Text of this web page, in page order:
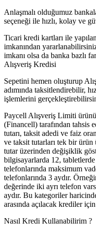
Anlaşmalı olduğumuz
seçeneği ile hızlı, kolay ve
Ticari kredi kartları ile
imkanından
imkanı olsa da banka bazlı
Alışveriş Kredisi
Sepetini hemen oluşturup
adımında taksitlendirebilir,
işlemlerini
Paycell Alışveriş Limiti
(Financell) tarafından tahsis
tutarı, taksit adedi ve faiz
ve taksit tutarları tek bir ürün
tutar üzerinden değişiklik
bilgisayarlarda 12,
telefonlarında maksimum
telefonlarında 3 aydır.
değerinde iki ayrı telefon
aydır. Bu kategoriler
arasında açılacak krediler için
Nasıl Kredi Kullanabilirim ?